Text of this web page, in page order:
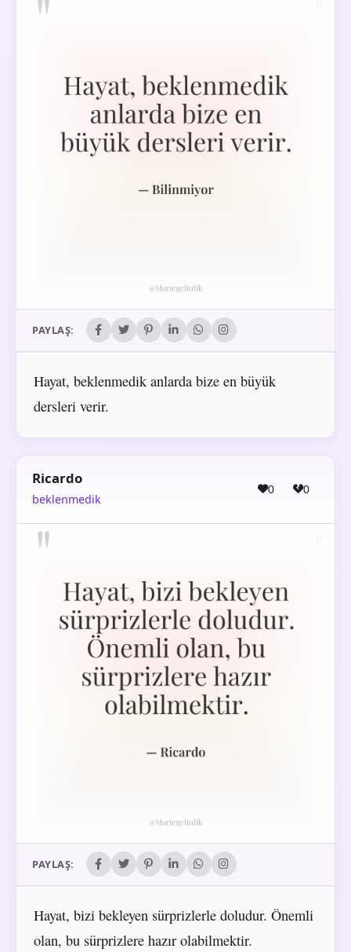
PAYLAŞ:
Hayat, beklenmedik anlarda bize en büyük
dersleri verir.
Ricardo
beklenmedik
0 0
PAYLAŞ:
Hayat, bizi bekleyen sürprizlerle doludur. Önemli
olan, bu sürprizlere hazır olabilmektir.